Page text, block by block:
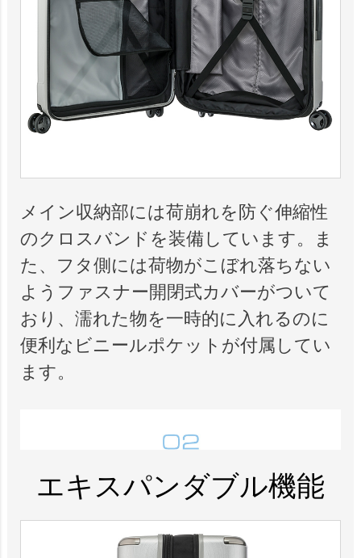
メイン収納部には荷崩れを防ぐ伸縮性
のクロスバンドを装備しています。ま
た、フタ側には荷物がこぼれ落ちない
ようファスナー開閉式カバーがついて
おり、濡れた物を一時的に入れるのに
便利なビニールポケットが付属してい
ます。
エキスパンダブル機能